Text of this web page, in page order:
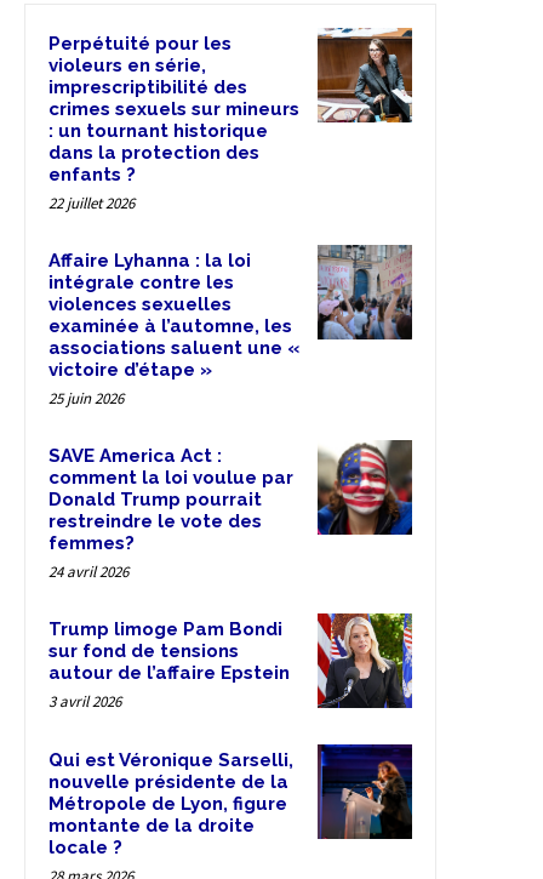
Perpétuité pour les
violeurs en série,
imprescriptibilité des
crimes sexuels sur mineurs
: un tournant historique
dans la protection des
enfants ?
22 juillet 2026
Affaire Lyhanna : la loi
intégrale contre les
violences sexuelles
examinée à l’automne, les
associations saluent une «
victoire d’étape »
25 juin 2026
SAVE America Act :
comment la loi voulue par
Donald Trump pourrait
restreindre le vote des
femmes?
24 avril 2026
Trump limoge Pam Bondi
sur fond de tensions
autour de l’affaire Epstein
3 avril 2026
Qui est Véronique Sarselli,
nouvelle présidente de la
Métropole de Lyon, figure
montante de la droite
locale ?